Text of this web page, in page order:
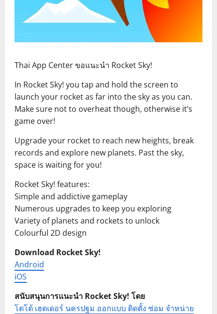
Thai App Center ขอแนะนำ Rocket Sky!
In Rocket Sky! you tap and hold the screen to
launch your rocket as far into the sky as you can.
Make sure not to overheat though, otherwise it’s
game over!
Upgrade your rocket to reach new heights, break
records and explore new planets. Past the sky,
space is waiting for you!
Rocket Sky! features:
Simple and addictive gameplay
Numerous upgrades to keep you exploring
Variety of planets and rockets to unlock
Colourful 2D design
Download Rocket Sky!
Android
iOS
สนับสนุนการแนะนำ Rocket Sky! โดย
โตโต้ เฮดเดอร์ นครปฐม ออกแบบ ติดตั้ง ซ่อม จำหน่าย